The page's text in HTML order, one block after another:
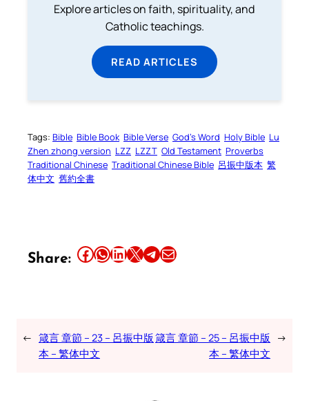
Explore articles on faith, spirituality, and
Catholic teachings.
READ ARTICLES
Tags: Bible Bible Book Bible Verse God’s Word Holy Bible Lu
Zhen zhong version LZZ LZZT Old Testament Proverbs
Traditional Chinese Traditional Chinese Bible 呂振中版本 繁
体中文 舊約全書
Share: Share this article on Facebook Share this article on WhatsApp Share this article on LinkedIn Share this article on X Share this article on TelegramEmail this Article
← 箴言 章節 – 23 – 呂振中版
本 – 繁体中文
箴言 章節 – 25 – 呂振中版
本 – 繁体中文
→